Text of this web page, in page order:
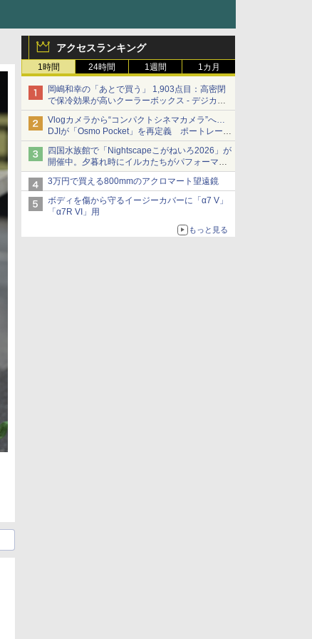
アクセスランキング
1時間 24時間 1週間 1カ月
岡嶋和幸の「あとで買う」 1,903点目：高密閉
で保冷効果が高いクーラーボックス - デジカメ
Watch
Vlogカメラから“コンパクトシネマカメラ”へ…
DJIが「Osmo Pocket」を再定義 ポートレート
重視の映像設計に
四国水族館で「Nightscapeこがねいろ2026」が
開催中。夕暮れ時にイルカたちがパフォーマン
スを繰り広げる
3万円で買える800mmのアクロマート望遠鏡
ボディを傷から守るイージーカバーに「α7 V」
「α7R VI」用
もっと見る